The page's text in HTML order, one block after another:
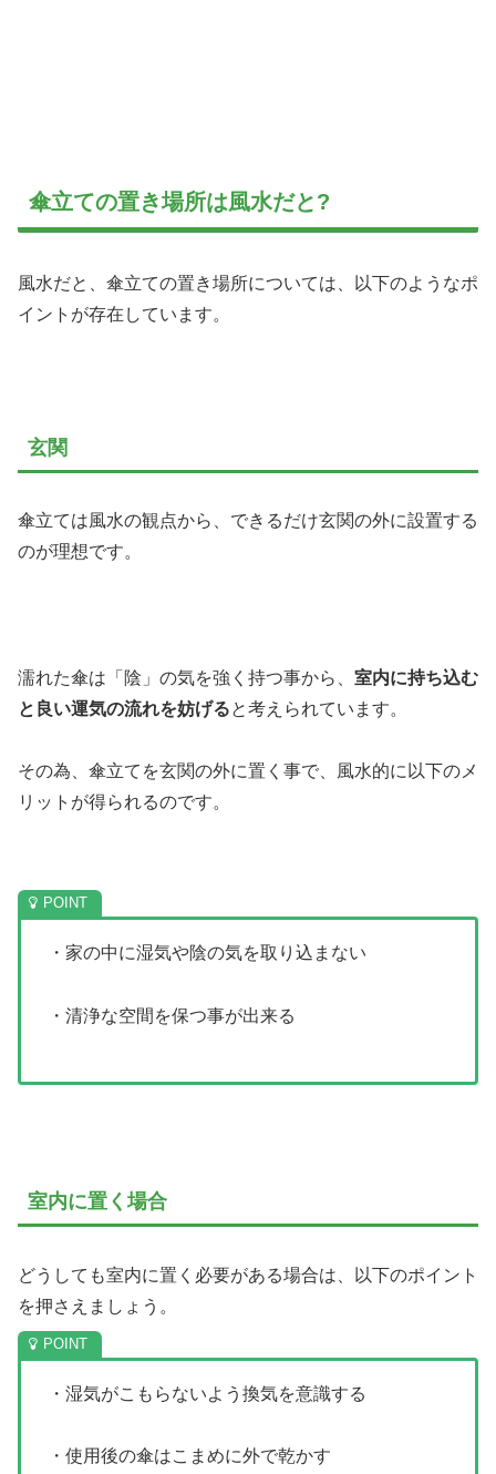
傘立ての置き場所は風水だと?
風水だと、傘立ての置き場所については、以下のようなポ
イントが存在しています。
玄関
傘立ては風水の観点から、できるだけ玄関の外に設置する
のが理想です。
濡れた傘は「陰」の気を強く持つ事から、 室内に持ち込む
と良い運気の流れを妨げると考えられています。
その為、傘立てを玄関の外に置く事で、風水的に以下のメ
リットが得られるのです。
・家の中に湿気や陰の気を取り込まない
・清浄な空間を保つ事が出来る
室内に置く場合
どうしても室内に置く必要がある場合は、以下のポイント
を押さえましょう。
・湿気がこもらないよう換気を意識する
・使用後の傘はこまめに外で乾かす